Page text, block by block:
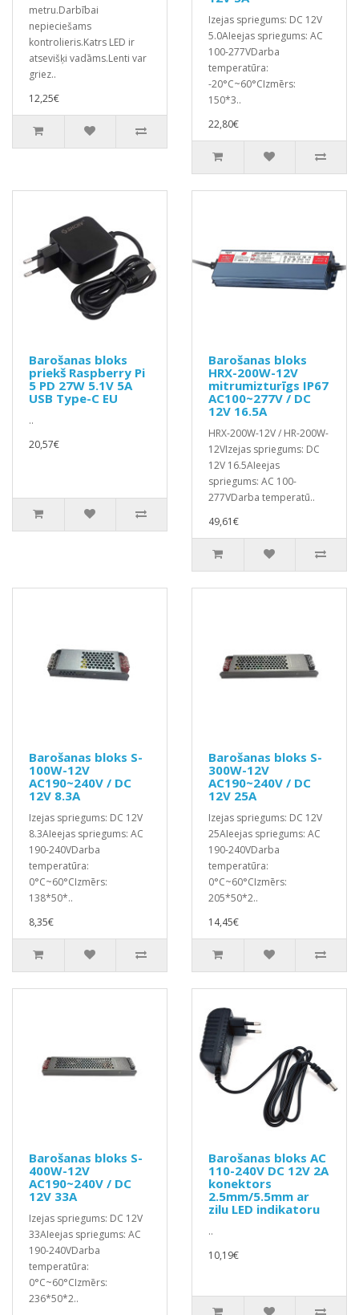
metru.Darbībai
nepieciešams
kontrolieris.Katrs LED ir
atsevišķi vadāms.Lenti var
griez..
12,25€
Izejas spriegums: DC 12V
5.0AIeejas spriegums: AC
100-277VDarba
temperatūra:
-20°C~60°CIzmērs:
150*3..
22,80€
Barošanas bloks
priekš Raspberry Pi
5 PD 27W 5.1V 5A
USB Type-C EU
..
20,57€
Barošanas bloks
HRX-200W-12V
mitrumizturīgs IP67
AC100~277V / DC
12V 16.5A
HRX-200W-12V / HR-200W-
12VIzejas spriegums: DC
12V 16.5AIeejas
spriegums: AC 100-
277VDarba temperatū..
49,61€
Barošanas bloks S-
100W-12V
AC190~240V / DC
12V 8.3A
Izejas spriegums: DC 12V
8.3AIeejas spriegums: AC
190-240VDarba
temperatūra:
0°C~60°CIzmērs:
138*50*..
8,35€
Barošanas bloks S-
300W-12V
AC190~240V / DC
12V 25A
Izejas spriegums: DC 12V
25AIeejas spriegums: AC
190-240VDarba
temperatūra:
0°C~60°CIzmērs:
205*50*2..
14,45€
Barošanas bloks S-
400W-12V
AC190~240V / DC
12V 33A
Izejas spriegums: DC 12V
33AIeejas spriegums: AC
190-240VDarba
temperatūra:
0°C~60°CIzmērs:
236*50*2..
Barošanas bloks AC
110-240V DC 12V 2A
konektors
2.5mm/5.5mm ar
zilu LED indikatoru
..
10,19€